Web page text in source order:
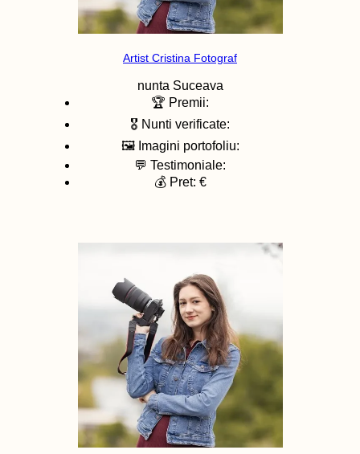
Artist Cristina Fotograf
nunta Suceava
🏆 Premii:
🎖️ Nunti verificate:
🖼️ Imagini portofoliu:
💬 Testimoniale:
💰 Pret: €